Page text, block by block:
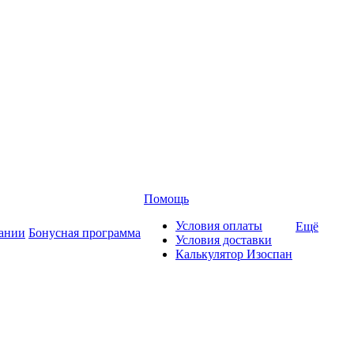
Бонусная программа
Помощь
Условия оплаты
Условия доставки
Калькулятор Изоспан
Ещё